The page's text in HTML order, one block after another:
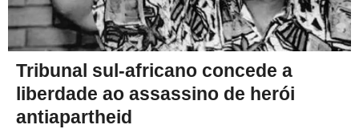
Tribunal sul-africano concede a
liberdade ao assassino de herói
antiapartheid